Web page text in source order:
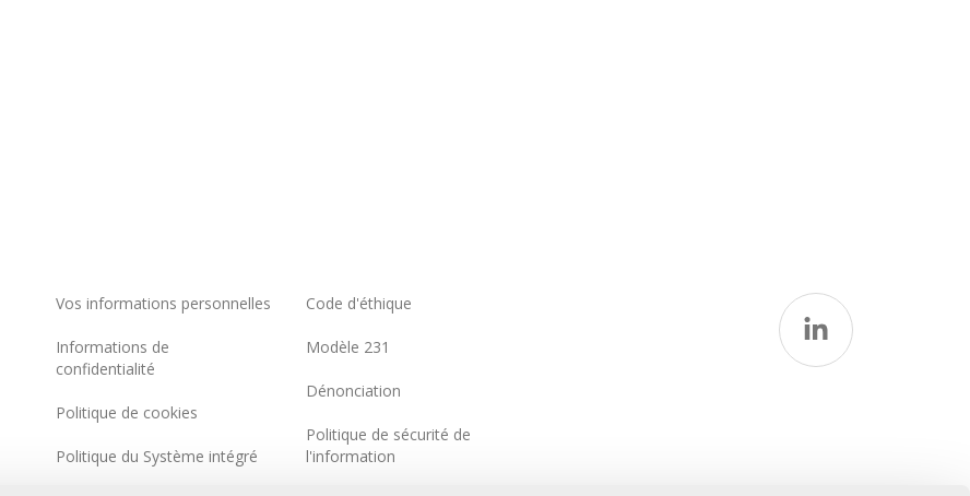
Vos informations personnelles
Informations de
confidentialité
Politique de cookies
Politique du Système intégré
Code d'éthique
Modèle 231
Dénonciation
Politique de sécurité de
l'information